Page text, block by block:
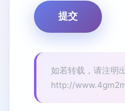
如若转载，请注明
http://